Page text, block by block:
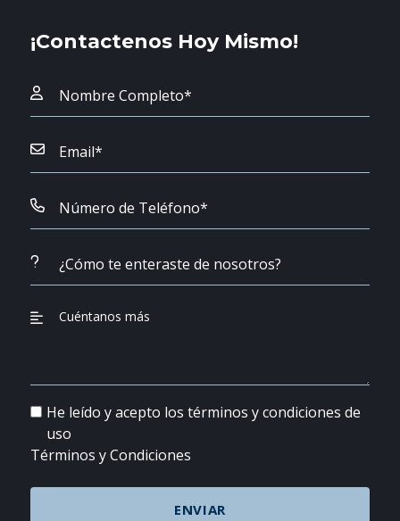
¡Contactenos Hoy Mismo!
He leído y acepto los términos y condiciones de
uso
Términos y Condiciones